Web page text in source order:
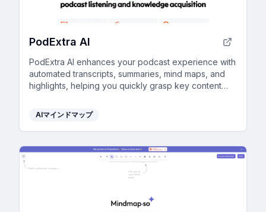
PodExtra AI
PodExtra AI enhances your podcast experience with
automated transcripts, summaries, mind maps, and
highlights, helping you quickly grasp key content
AIマインドマップ